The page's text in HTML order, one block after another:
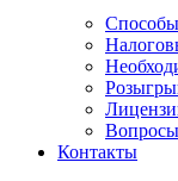
Контакты